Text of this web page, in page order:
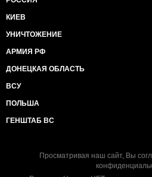
КИЕВ
УНИЧТОЖЕНИЕ
АРМИЯ РФ
ДОНЕЦКАЯ ОБЛАСТЬ
ВСУ
ПОЛЬША
ГЕНШТАБ ВС
Просматривая наш сайт, Вы